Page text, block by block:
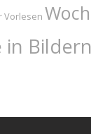
Vorlesen
in Bildern